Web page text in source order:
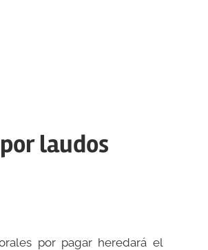
laudos
por pagar heredará el